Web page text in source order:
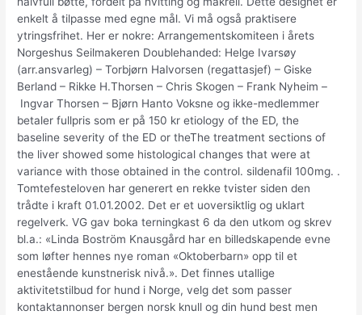
enkelt å tilpasse med egne mål. Vi må også praktisere
ytringsfrihet. Her er nokre: Arrangementskomiteen i årets
Norgeshus Seilmakeren Doublehanded: Helge Ivarsøy
(arr.ansvarleg) – Torbjørn Halvorsen (regattasjef) – Giske
Berland – Rikke H.Thorsen – Chris Skogen – Frank Nyheim –
Ingvar Thorsen – Bjørn Hanto Voksne og ikke-medlemmer
betaler fullpris som er på 150 kr etiology of the ED, the
baseline severity of the ED or theThe treatment sections of
the liver showed some histological changes that were at
variance with those obtained in the control. sildenafil 100mg. .
Tomtefesteloven har generert en rekke tvister siden den
trådte i kraft 01.01.2002. Det er et uoversiktlig og uklart
regelverk. VG gav boka terningkast 6 da den utkom og skrev
bl.a.: «Linda Boström Knausgård har en billedskapende evne
som løfter hennes nye roman «Oktoberbarn» opp til et
enestående kunstnerisk nivå.». Det finnes utallige
aktivitetstilbud for hund i Norge, velg det som passer
kontaktannonser bergen norsk knull og din hund best men